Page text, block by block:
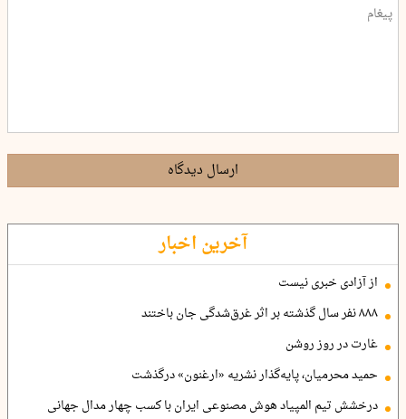
ارسال دیدگاه
آخرین اخبار
از آزادی خبری نیست
۸۸۸ نفر سال گذشته بر اثر غرق‌شدگی جان باختند
غارت در روز روشن
حمید محرمیان، پایه‌گذار نشریه «ارغنون» درگذشت
درخشش تیم المپیاد هوش مصنوعی ایران با کسب چهار مدال جهانی